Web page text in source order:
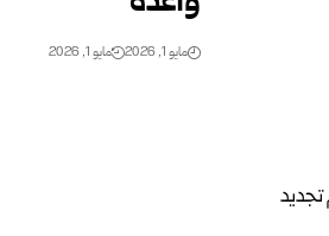
مايو 1, 2026 مايو 1, 2026